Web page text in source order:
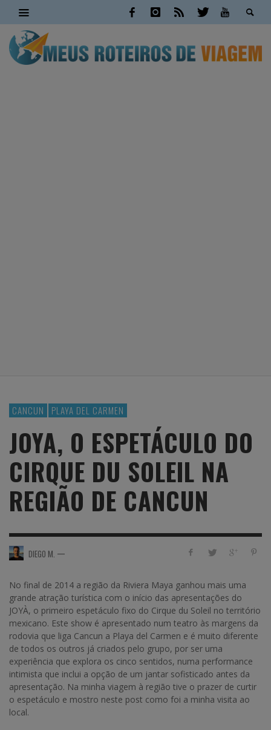
CANCUN PLAYA DEL CARMEN
JOYA, O ESPETÁCULO DO
CIRQUE DU SOLEIL NA
REGIÃO DE CANCUN
DIEGO M. —
No final de 2014 a região da Riviera Maya ganhou mais uma
grande atração turística com o início das apresentações do
JOYÀ, o primeiro espetáculo fixo do Cirque du Soleil no território
mexicano. Este show é apresentado num teatro às margens da
rodovia que liga Cancun a Playa del Carmen e é muito diferente
de todos os outros já criados pelo grupo, por ser uma
experiência que explora os cinco sentidos, numa performance
intimista que inclui a opção de um jantar sofisticado antes da
apresentação. Na minha viagem à região tive o prazer de curtir
o espetáculo e mostro neste post como foi a minha visita ao
local.